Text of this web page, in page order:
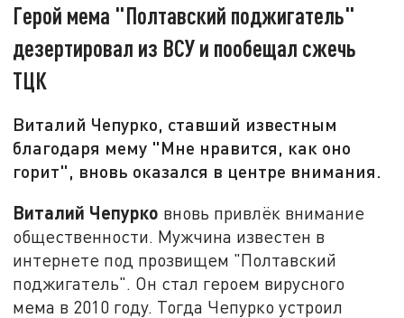
Герой мема "Полтавский поджигатель"
дезертировал из ВСУ и пообещал сжечь
ТЦК
Виталий Чепурко, ставший известным
благодаря мему "Мне нравится, как оно
горит", вновь оказался в центре внимания.
Виталий Чепурко вновь привлёк внимание
общественности. Мужчина известен в
интернете под прозвищем "Полтавский
поджигатель". Он стал героем вирусного
мема в 2010 году. Тогда Чепурко устроил